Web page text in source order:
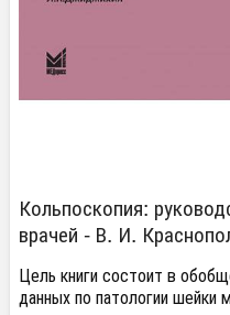
Кольпоскопия:
врачей - В. И.
Цель книги состоит в
данных по патологии шейки